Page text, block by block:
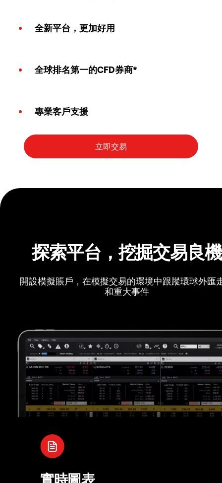
全新平台，更加好用
全球排名第一的CFD券商*
專業客戶支援
探索平台，挖掘交易良機
開設模擬賬戶，在模擬交易的環境中跟蹤環球外匯
和重大事件
實時圖表